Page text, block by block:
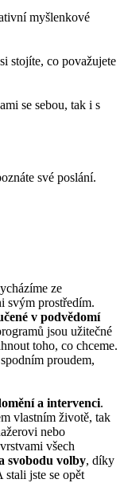
myšlenkové
stojíte, co považujete
se sebou, tak i s
své poslání.
ze
svým prostředím.
v podvědomí
jsou užitečné
toho, co chceme.
proudem,
a intervenci.
vlastním životě, tak
nebo
všech
svobodu volby, díky
stali jste se opět